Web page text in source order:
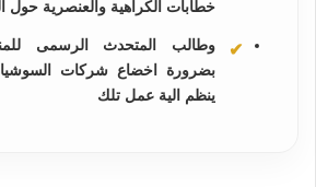
خطابات الكراهية والعنصرية حول
وطالب المتحدث الرسمى
بضرورة اخضاع شركات
ينظم الية عمل تلك